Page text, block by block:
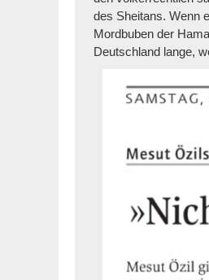
des Sheitans. Wenn
Mordbuben der
Deutschland lange,